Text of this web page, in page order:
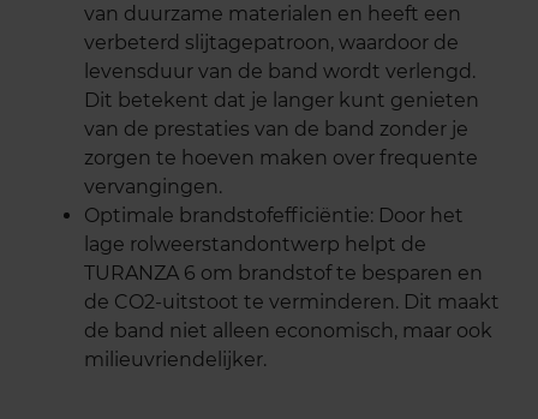
van duurzame materialen en heeft een
verbeterd slijtagepatroon, waardoor de
levensduur van de band wordt verlengd.
Dit betekent dat je langer kunt genieten
van de prestaties van de band zonder je
zorgen te hoeven maken over frequente
vervangingen.
Optimale brandstofefficiëntie: Door het
lage rolweerstandontwerp helpt de
TURANZA 6 om brandstof te besparen en
de CO2-uitstoot te verminderen. Dit maakt
de band niet alleen economisch, maar ook
milieuvriendelijker.